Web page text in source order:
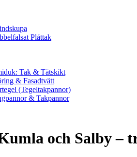
Plåttak
Tak & Tätskikt
& Fasadtvätt
(Tegeltakpannor)
& Takpannor
och Salby –